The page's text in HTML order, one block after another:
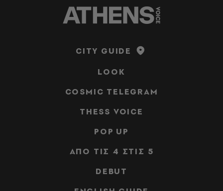
CITY GUIDE
LOOK
COSMIC TELEGRAM
THESS VOICE
POP UP
ΑΠΟ ΤΙΣ 4 ΣΤΙΣ 5
DEBUT